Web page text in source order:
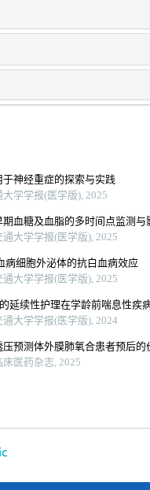
神经重症的探索与实践
大学学报(医学版), 2025
期血糖及血脂的多时间点监测与
通大学学报(医学版), 2025
病细胞外泌体的抗白血病效应
大学学报(医学版), 2025
延续性护理在学龄前喘息性疾
大学学报(医学版), 2024
预测体外膜肺氧合患者预后的
医药杂志, 2025